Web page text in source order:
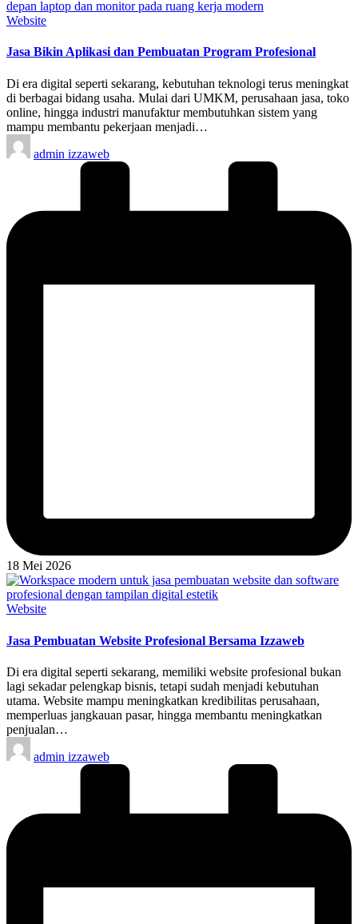
Posted
Website
Jasa Bikin Aplikasi dan Pembuatan Program Profesional
Di era digital seperti sekarang, kebutuhan teknologi terus meningkat
di berbagai bidang usaha. Mulai dari UMKM, perusahaan jasa, toko
online, hingga industri manufaktur membutuhkan sistem yang
mampu membantu pekerjaan menjadi…
Posted
by
admin izzaweb
18 Mei 2026
Posted
Website
Jasa Pembuatan Website Profesional Bersama Izzaweb
Di era digital seperti sekarang, memiliki website profesional bukan
lagi sekadar pelengkap bisnis, tetapi sudah menjadi kebutuhan
utama. Website mampu meningkatkan kredibilitas perusahaan,
memperluas jangkauan pasar, hingga membantu meningkatkan
penjualan…
Posted
by
admin izzaweb